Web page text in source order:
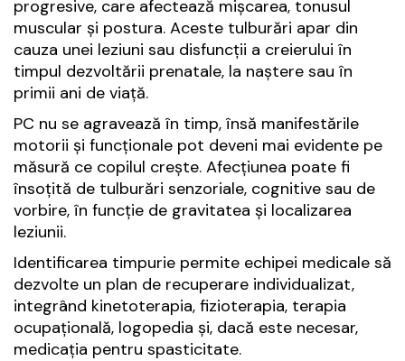
progresive, care afectează mișcarea, tonusul
muscular și postura. Aceste tulburări apar din
cauza unei leziuni sau disfuncții a creierului în
timpul dezvoltării prenatale, la naștere sau în
primii ani de viață.
PC nu se agravează în timp, însă manifestările
motorii și funcționale pot deveni mai evidente pe
măsură ce copilul crește. Afecțiunea poate fi
însoțită de tulburări senzoriale, cognitive sau de
vorbire, în funcție de gravitatea și localizarea
leziunii.
Identificarea timpurie permite echipei medicale să
dezvolte un plan de recuperare individualizat,
integrând kinetoterapia, fizioterapia, terapia
ocupațională, logopedia și, dacă este necesar,
medicația pentru spasticitate.